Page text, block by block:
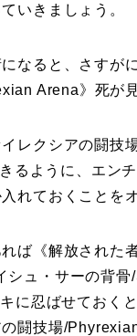
いきましょう。
なると、さすが
Arena》死が
レクシアの闘技
るように、エン
れておくことを
ば《解放された
シュ・サーの背
に忍ばせておく
の闘技場/